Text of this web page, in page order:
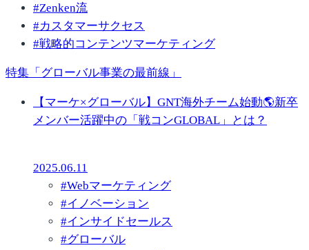
#Zenken流
#カスタマーサクセス
#戦略的コンテンツマーケティング
特集「グローバル事業の最前線」
【マーケ×グローバル】GNT海外チーム始動🌎新卒
メンバー活躍中の「戦コンGLOBAL」とは？
2025.06.11
#Webマーケティング
#イノベーション
#インサイドセールス
#グローバル